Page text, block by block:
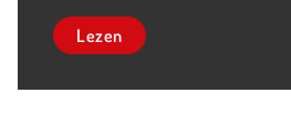
Lezen